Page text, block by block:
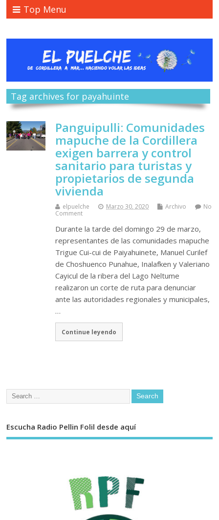
Top Menu
Tag archives for payahuinte
Panguipulli: Comunidades
mapuche de la Cordillera
exigen barrera y control
sanitario para turistas y
propietarios de segunda
vivienda
elpuelche Marzo 30, 2020 Archivo
No
Comment
Durante la tarde del domingo 29 de marzo,
representantes de las comunidades mapuche
Trigue Cui-cui de Paiyahuinete, Manuel Curilef
de Choshuenco Punahue, Inalafken y Valeriano
Cayicul de la ribera del Lago Neltume
realizaron un corte de ruta para denunciar
ante las autoridades regionales y municipales,
…
Continue leyendo
Escucha Radio Pellin Folil desde aquí